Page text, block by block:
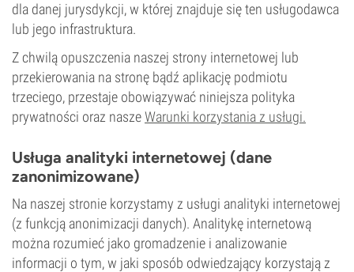
dla danej jurysdykcji, w której znajduje się ten usługodawca
lub jego infrastruktura.
Z chwilą opuszczenia naszej strony internetowej lub
przekierowania na stronę bądź aplikację podmiotu
trzeciego, przestaje obowiązywać niniejsza polityka
prywatności oraz naszeWarunki korzystania z usługi.
Usługa analityki internetowej (dane
zanonimizowane)
Na naszej stronie korzystamy z usługi analityki internetowej
(z funkcją anonimizacji danych). Analitykę internetową
można rozumieć jako gromadzenie i analizowanie
informacji o tym, w jaki sposób odwiedzający korzystają z